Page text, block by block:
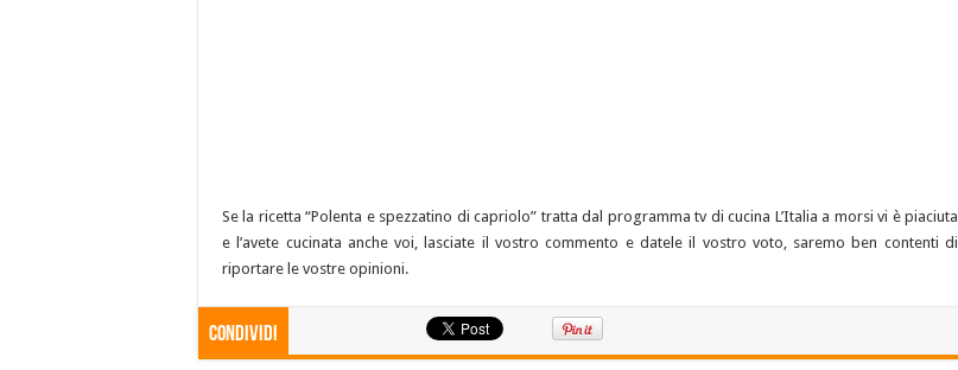
Se la ricetta “Polenta e spezzatino di capriolo” tratta dal programma tv di cucina L’Italia a morsi vi è piaciuta
e l’avete cucinata anche voi, lasciate il vostro commento e datele il vostro voto, saremo ben contenti di
riportare le vostre opinioni.
Condividi